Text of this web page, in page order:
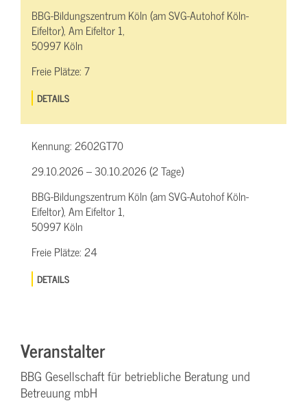
BBG-Bildungszentrum Köln (am SVG-Autohof Köln-
Eifeltor), Am Eifeltor 1,
50997 Köln
Freie Plätze:7
DETAILS
Kennung:2602GT70
29.10.2026 – 30.10.2026 (2 Tage)
BBG-Bildungszentrum Köln (am SVG-Autohof Köln-
Eifeltor), Am Eifeltor 1,
50997 Köln
Freie Plätze:24
DETAILS
Veranstalter
BBG Gesellschaft für betriebliche Beratung und
Betreuung mbH